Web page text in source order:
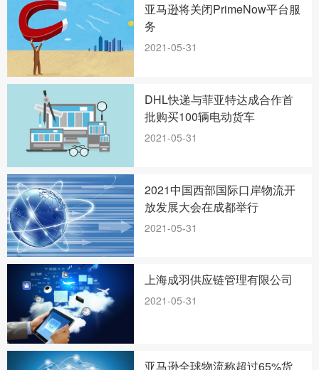
亚马逊将关闭PrimeNow平台服
务
2021-05-31
DHL快递与菲亚特达成合作首
批购买100辆电动货车
2021-05-31
2021中国西部国际口岸物流开
放发展大会在成都举行
2021-05-31
上海成羽供应链管理有限公司
2021-05-31
亚马逊全球物流称超过65%货